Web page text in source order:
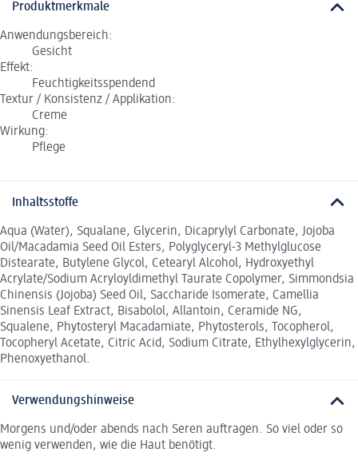
Produktmerkmale
Anwendungsbereich:
Gesicht
Effekt:
Feuchtigkeitsspendend
Textur / Konsistenz / Applikation:
Creme
Wirkung:
Pflege
Inhaltsstoffe
Aqua (Water), Squalane, Glycerin, Dicaprylyl Carbonate, Jojoba
Oil/Macadamia Seed Oil Esters, Polyglyceryl-3 Methylglucose
Distearate, Butylene Glycol, Cetearyl Alcohol, Hydroxyethyl
Acrylate/Sodium Acryloyldimethyl Taurate Copolymer, Simmondsia
Chinensis (Jojoba) Seed Oil, Saccharide Isomerate, Camellia
Sinensis Leaf Extract, Bisabolol, Allantoin, Ceramide NG,
Squalene, Phytosteryl Macadamiate, Phytosterols, Tocopherol,
Tocopheryl Acetate, Citric Acid, Sodium Citrate, Ethylhexylglycerin,
Phenoxyethanol.
Verwendungshinweise
Morgens und/oder abends nach Seren auftragen. So viel oder so
wenig verwenden, wie die Haut benötigt.